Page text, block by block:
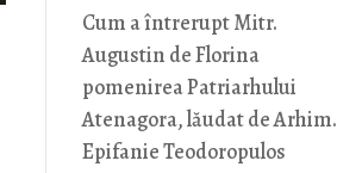
Cum a întrerupt Mitr.
Augustin de Florina
pomenirea Patriarhului
Atenagora, lăudat de Arhim.
Epifanie Teodoropulos